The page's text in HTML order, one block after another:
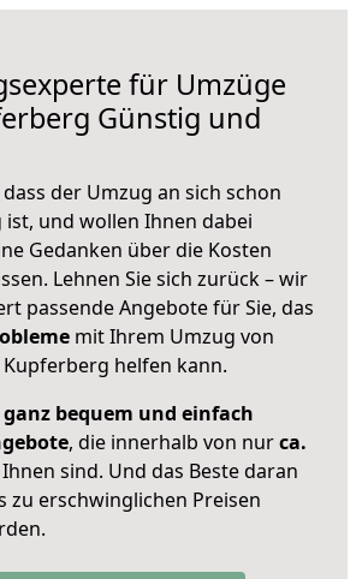
für Umzüge
Günstig und
der Umzug an sich schon
und wollen Ihnen dabei
Gedanken über die Kosten
Lehnen Sie sich zurück – wir
passende Angebote für Sie, das
mit Ihrem Umzug von
helfen kann.
ganz bequem und einfach
, die innerhalb von nurca.
sind. Und das Beste daran
zu erschwinglichen Preisen